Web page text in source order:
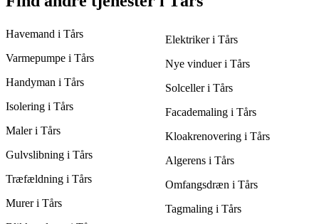
estimat på tidsrammen, samt en fordelagtig pris.
flere tilbud og sammenligne både pris og kvalitet. Ved at få 3
passende løsning til dine behov, og dermed bevare kvaliteten
Havemand i Tårs
Varmepumpe i Tårs
Handyman i Tårs
Isolering i Tårs
Maler i Tårs
Gulvslibning i Tårs
Træfældning i Tårs
Murer i Tårs
Elektriker i Tårs
Nye vinduer i Tårs
Solceller i Tårs
Facademaling i Tårs
Kloakrenovering i Tårs
Algerens i Tårs
Omfangsdræn i Tårs
Tagmaling i Tårs